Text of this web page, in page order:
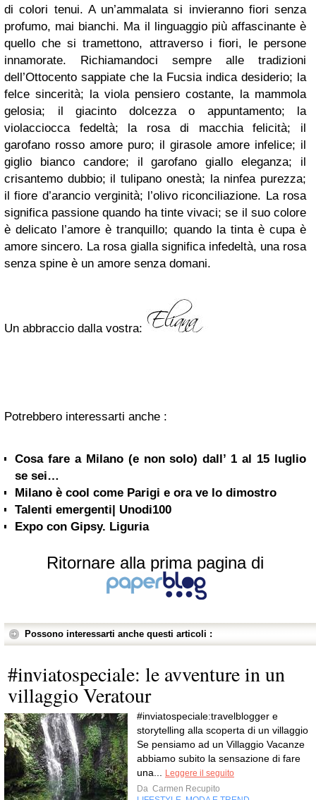
di colori tenui. A un’ammalata si invieranno fiori senza
profumo, mai bianchi. Ma il linguaggio più affascinante è
quello che si tramettono, attraverso i fiori, le persone
innamorate. Richiamandoci sempre alle tradizioni
dell’Ottocento sappiate che la Fucsia indica desiderio; la
felce sincerità; la viola pensiero costante, la mammola
gelosia; il giacinto dolcezza o appuntamento; la
violacciocca fedeltà; la rosa di macchia felicità; il
garofano rosso amore puro; il girasole amore infelice; il
giglio bianco candore; il garofano giallo eleganza; il
crisantemo dubbio; il tulipano onestà; la ninfea purezza;
il fiore d’arancio verginità; l’olivo riconciliazione. La rosa
significa passione quando ha tinte vivaci; se il suo colore
è delicato l’amore è tranquillo; quando la tinta è cupa è
amore sincero. La rosa gialla significa infedeltà, una rosa
senza spine è un amore senza domani.
Un abbraccio dalla vostra:
Potrebbero interessarti anche :
Cosa fare a Milano (e non solo) dall’ 1 al 15 luglio
se sei…
Milano è cool come Parigi e ora ve lo dimostro
Talenti emergenti| Unodi100
Expo con Gipsy. Liguria
Ritornare alla prima pagina di
Possono interessarti anche questi articoli :
#inviatospeciale: le avventure in un
villaggio Veratour
#inviatospeciale:travelblogger e
storytelling alla scoperta di un villaggio
Se pensiamo ad un Villaggio Vacanze
abbiamo subito la sensazione di fare
una...
Leggere il seguito
Da Carmen Recupito